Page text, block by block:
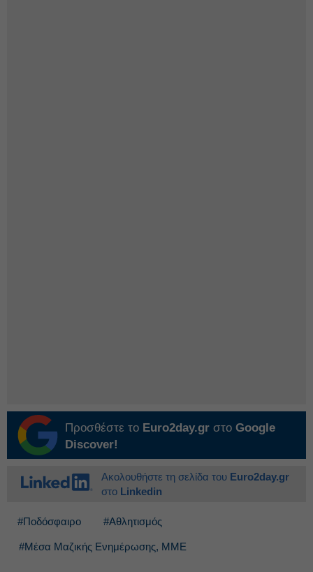
Προσθέστε το Euro2day.gr στο Google
Discover!
Ακολουθήστε τη σελίδα του Euro2day.gr
στο Linkedin
#Ποδόσφαιρο #Αθλητισμός
#Μέσα Μαζικής Ενημέρωσης, ΜΜΕ